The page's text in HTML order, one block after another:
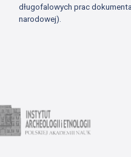
długofalowych prac
narodowej).